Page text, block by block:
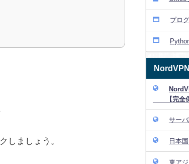
しましょう。
プロ
【完全保
サー
日本
東ア